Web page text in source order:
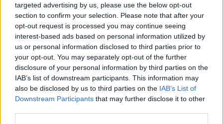
targeted advertising by us, please use the below opt-out
section to confirm your selection. Please note that after your
opt-out request is processed you may continue seeing
interest-based ads based on personal information utilized by
us or personal information disclosed to third parties prior to
your opt-out. You may separately opt-out of the further
disclosure of your personal information by third parties on the
IAB’s list of downstream participants. This information may
also be disclosed by us to third parties on the IAB’s List of
Downstream Participants that may further disclose it to other
Kritiek op Engels van Míchel genuanceerd: ‘Ajax-
spelers snappen dat echt wel’
De eerste Míchel-dagen bij Ajax: Blind coacht,
Gloukh krijgt standje en Ceballos wordt gebeld
Steur kiest voor Newcastle na gemiste
duidelijkheid bij Ajax
Blind kan bij Ajax de speler naast Míchel worden